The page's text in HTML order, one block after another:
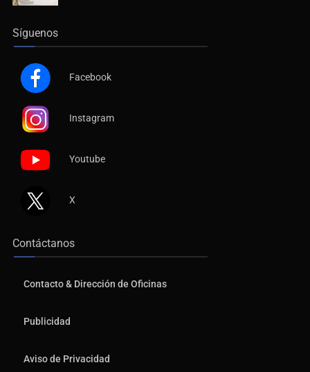
Síguenos
Facebook
Instagram
Youtube
X
Contáctanos
Contacto & Dirección de Oficinas
Publicidad
Aviso de Privacidad